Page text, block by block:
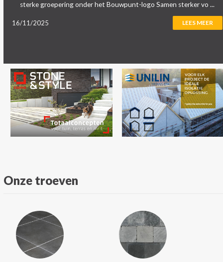
sterke groepering onder het Bouwpunt-logo Samen sterker vo ...
16/11/2025 LEES MEER
Onze troeven